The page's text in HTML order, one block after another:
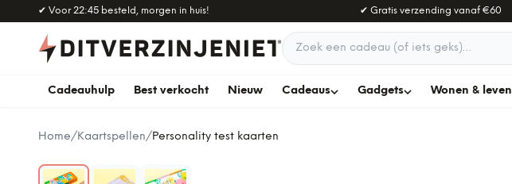
Naar hoofdinhoud
✔ Voor 22:45 besteld, morgen in huis! ✔ Gratis verzending vanaf€60
Zoek een cadeau
Cadeauhulp Best verkocht Nieuw Cadeaus Gadgets Wonen & leven
Home/Kaartspellen/Personality test kaarten